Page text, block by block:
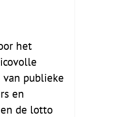
het
publieke
en
de lotto